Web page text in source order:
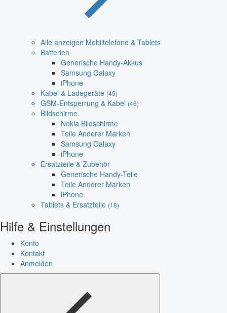
Alle anzeigen Mobiltelefone & Tablets
Batterien
Generische Handy-Akkus
Samsung Galaxy
iPhone
Kabel & Ladegeräte (45)
GSM-Entsperrung & Kabel (46)
Bildschirme
Nokia Bildschirme
Teile Anderer Marken
Samsung Galaxy
iPhone
Ersatzteile & Zubehör
Generische Handy-Teile
Teile Anderer Marken
iPhone
Tablets & Ersatzteile (18)
Hilfe & Einstellungen
Konto
Kontakt
Anmelden